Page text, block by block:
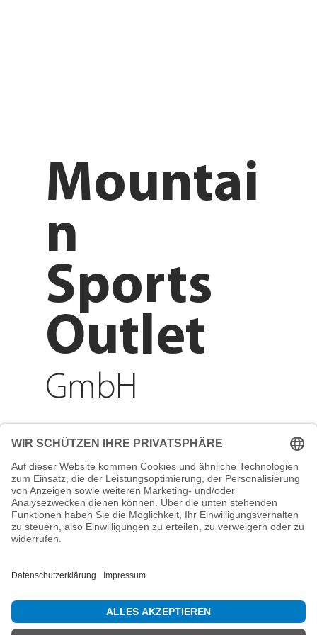
Adresse
Reichenberger Str. 1
84130 Dingolfing
Telefon
info@mountain-sports-
Mountai
n
Sports
Outlet
GmbH